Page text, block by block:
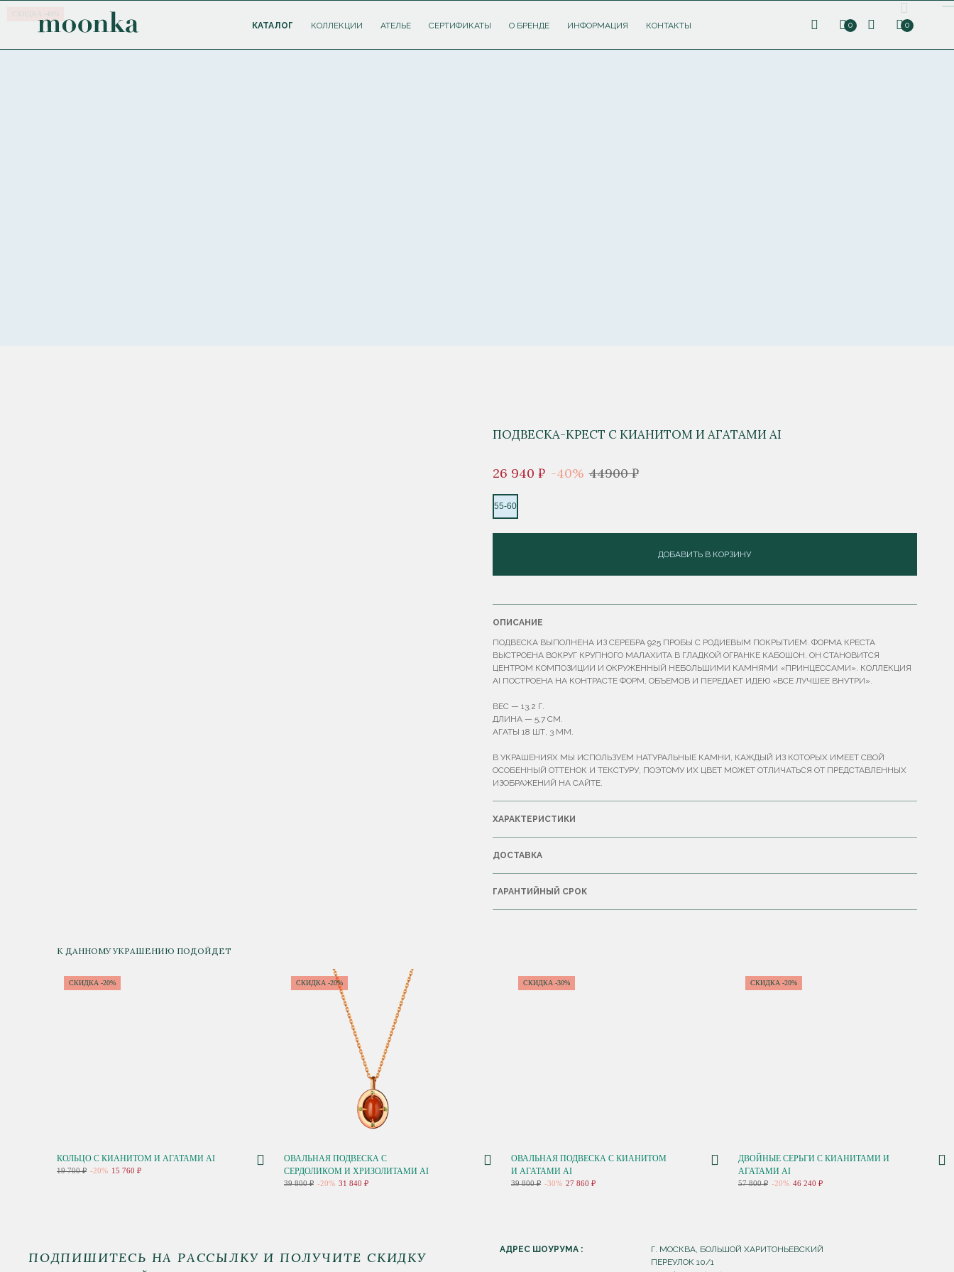
КАТАЛОГ КОЛЛЕКЦИИ АТЕЛЬЕ СЕРТИФИКАТЫ О БРЕНДЕ ИНФОРМАЦИЯ КОНТАКТЫ 0 0
СКИДКА -40%
ПОДВЕСКА-КРЕСТ С КИАНИТОМ И АГАТАМИ AI
26 940 ₽ -40% 44900 ₽
55-60
ДОБАВИТЬ В КОРЗИНУ
ОПИСАНИЕ
ПОДВЕСКА ВЫПОЛНЕНА ИЗ СЕРЕБРА 925 ПРОБЫ С РОДИЕВЫМ ПОКРЫТИЕМ. ФОРМА КРЕСТА
ВЫСТРОЕНА ВОКРУГ КРУПНОГО МАЛАХИТА В ГЛАДКОЙ ОГРАНКЕ КАБОШОН. ОН СТАНОВИТСЯ
ЦЕНТРОМ КОМПОЗИЦИИ И ОКРУЖЕННЫЙ НЕБОЛЬШИМИ КАМНЯМИ «ПРИНЦЕССАМИ». КОЛЛЕКЦИЯ
AI ПОСТРОЕНА НА КОНТРАСТЕ ФОРМ, ОБЪЕМОВ И ПЕРЕДАЕТ ИДЕЮ «ВСЕ ЛУЧШЕЕ ВНУТРИ».
ВЕС — 13,2 Г.
ДЛИНА — 5,7 СМ.
АГАТЫ 18 ШТ, 3 ММ.
В УКРАШЕНИЯХ МЫ ИСПОЛЬЗУЕМ НАТУРАЛЬНЫЕ КАМНИ, КАЖДЫЙ ИЗ КОТОРЫХ ИМЕЕТ СВОЙ
ОСОБЕННЫЙ ОТТЕНОК И ТЕКСТУРУ, ПОЭТОМУ ИХ ЦВЕТ МОЖЕТ ОТЛИЧАТЬСЯ ОТ ПРЕДСТАВЛЕННЫХ
ИЗОБРАЖЕНИЙ НА САЙТЕ.
ХАРАКТЕРИСТИКИ
ДОСТАВКА
ГАРАНТИЙНЫЙ СРОК
К ДАННОМУ УКРАШЕНИЮ ПОДОЙДЕТ
СКИДКА -20%
КОЛЬЦО С КИАНИТОМ И АГАТАМИ AI
19 700 ₽ -20% 15 760 ₽
СКИДКА -20%
ОВАЛЬНАЯ ПОДВЕСКА С
СЕРДОЛИКОМ И ХРИЗОЛИТАМИ AI
39 800 ₽ -20% 31 840 ₽
СКИДКА -30%
ОВАЛЬНАЯ ПОДВЕСКА С КИАНИТОМ
И АГАТАМИ AI
39 800 ₽ -30% 27 860 ₽
СКИДКА -20%
ДВОЙНЫЕ СЕРЬГИ С КИАНИТАМИ И
АГАТАМИ AI
57 800 ₽ -20% 46 240 ₽
ПОДПИШИТЕСЬ НА РАССЫЛКУ И ПОЛУЧИТЕ СКИДКУ
АДРЕС ШОУРУМА :
Г. МОСКВА, БОЛЬШОЙ ХАРИТОНЬЕВСКИЙ
ПЕРЕУЛОК 10/1